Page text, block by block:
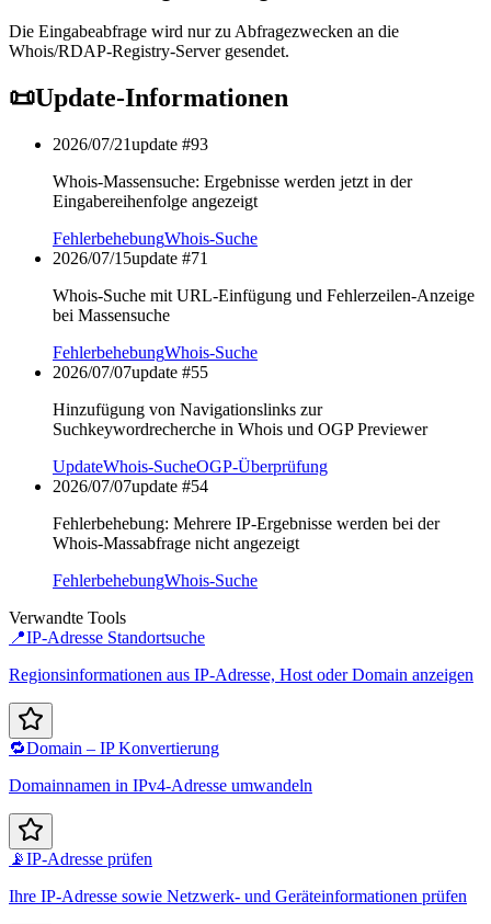
Die Eingabeabfrage wird nur zu Abfragezwecken an die
Whois/RDAP-Registry-Server gesendet.
📜Update-Informationen
2026/07/21update #93
Whois-Massensuche: Ergebnisse werden jetzt in der
Eingabereihenfolge angezeigt
FehlerbehebungWhois-Suche
2026/07/15update #71
Whois-Suche mit URL-Einfügung und Fehlerzeilen-Anzeige
bei Massensuche
FehlerbehebungWhois-Suche
2026/07/07update #55
Hinzufügung von Navigationslinks zur
Suchkeywordrecherche in Whois und OGP Previewer
UpdateWhois-SucheOGP-Überprüfung
2026/07/07update #54
Fehlerbehebung: Mehrere IP-Ergebnisse werden bei der
Whois-Massabfrage nicht angezeigt
FehlerbehebungWhois-Suche
Verwandte Tools
📍IP-Adresse Standortsuche
Regionsinformationen aus IP-Adresse, Host oder Domain anzeigen
🔁Domain – IP Konvertierung
Domainnamen in IPv4-Adresse umwandeln
📡IP-Adresse prüfen
Ihre IP-Adresse sowie Netzwerk- und Geräteinformationen prüfen